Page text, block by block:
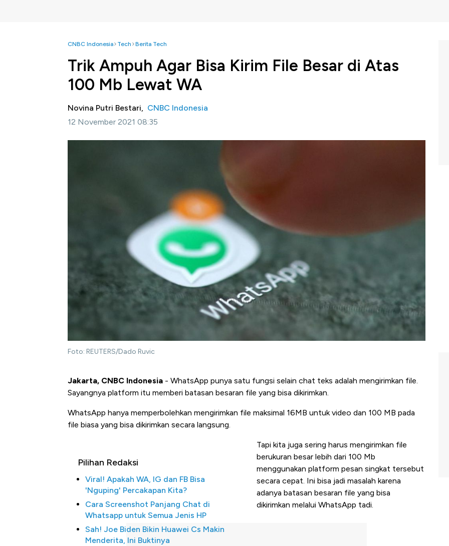
CNBC Indonesia Tech Berita Tech
Trik Ampuh Agar Bisa Kirim File Besar di Atas
100 Mb Lewat WA
Novina Putri Bestari, CNBC Indonesia
12 November 2021 08:35
Foto: REUTERS/Dado Ruvic
Jakarta, CNBC Indonesia - WhatsApp punya satu fungsi selain chat teks adalah mengirimkan file.
Sayangnya platform itu memberi batasan besaran file yang bisa dikirimkan.
WhatsApp hanya memperbolehkan mengirimkan file maksimal 16MB untuk video dan 100 MB pada
file biasa yang bisa dikirimkan secara langsung.
Pilihan Redaksi
Viral! Apakah WA, IG dan FB Bisa
'Nguping' Percakapan Kita?
Cara Screenshot Panjang Chat di
Whatsapp untuk Semua Jenis HP
Sah! Joe Biden Bikin Huawei Cs Makin
Menderita, Ini Buktinya
Tapi kita juga sering harus mengirimkan file
berukuran besar lebih dari 100 Mb
menggunakan platform pesan singkat tersebut
secara cepat. Ini bisa jadi masalah karena
adanya batasan besaran file yang bisa
dikirimkan melalui WhatsApp tadi.